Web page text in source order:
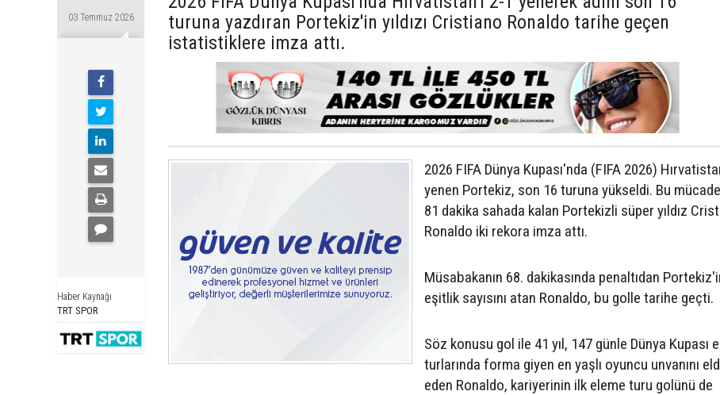
03 Temmuz 2026
Haber Kaynağı
TRT SPOR
turuna yazdıran Portekiz'in yıldızı Cristiano Ronaldo tarihe geçen
istatistiklere imza attı.
2026 FIFA Dünya Kupası'nda (FIFA 2026)
yenen Portekiz, son 16 turuna yükseldi. Bu
81 dakika sahada kalan Portekizli süper yıldız
Ronaldo iki rekora imza attı.
Müsabakanın 68. dakikasında penaltıdan
eşitlik sayısını atan Ronaldo, bu golle tarihe geçti.
Söz konusu gol ile 41 yıl, 147 günle Dünya Kupası
turlarında forma giyen en yaşlı oyuncu unvanını
eden Ronaldo, kariyerinin ilk eleme turu golünü de